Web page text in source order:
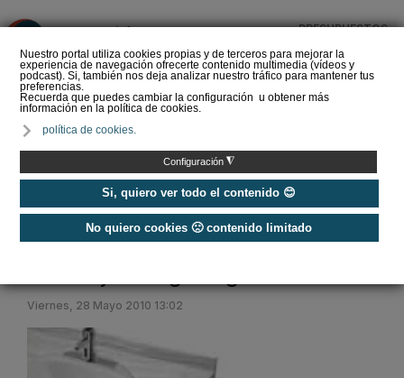
Nuestro portal utiliza cookies propias y de terceros para mejorar la
experiencia de navegación ofrecerte contenido multimedia (vídeos y
podcast). Si, también nos deja analizar nuestro tráfico para mantener tus
preferencias.
Recuerda que puedes cambiar la configuración u obtener más
información en la política de cookies.
política de cookies.
Configuración ◮
Si, quiero ver todo el contenido 😊
No quiero cookies 🙁 contenido limitado
PRESUPUESTOS
del Amperio (Episodio 3)
Etiquetas
Viernes, 28 Mayo 2010 13:02